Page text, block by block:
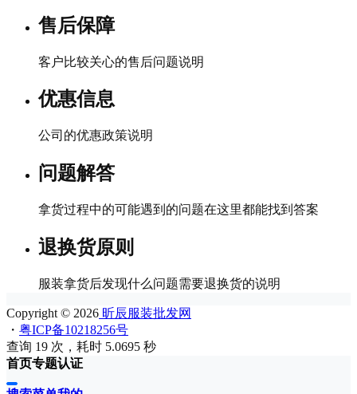
售后保障
客户比较关心的售后问题说明
优惠信息
公司的优惠政策说明
问题解答
拿货过程中的可能遇到的问题在这里都能找到答案
退换货原则
服装拿货后发现什么问题需要退换货的说明
Copyright © 2026 昕辰服装批发网
・ 粤ICP备10218256号
查询 19 次，耗时 5.0695 秒
首页专题认证